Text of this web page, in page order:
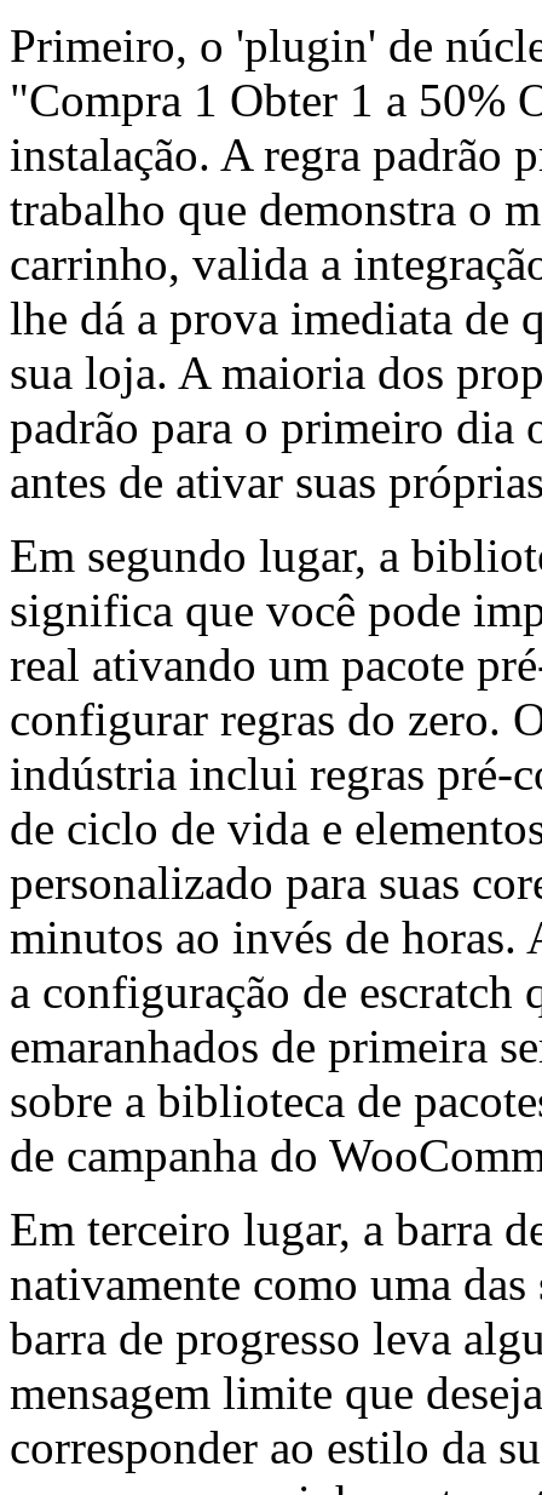
Primeiro, o 'plugin' de
"Compra 1 Obter 1 a 50%
instalação. A regra padrão
trabalho que demonstra o
carrinho, valida a
lhe dá a prova imediata de
sua loja. A maioria dos
padrão para o primeiro dia
antes de ativar suas
Em segundo lugar, a
significa que você pode
real ativando um pacote
configurar regras do zero.
indústria inclui regras pré-
de ciclo de vida e
personalizado para suas
minutos ao invés de horas.
a configuração de escratch
emaranhados de primeira
sobre a biblioteca de
de campanha do
Em terceiro lugar, a barra
nativamente como uma
barra de progresso leva
mensagem limite que
corresponder ao estilo da